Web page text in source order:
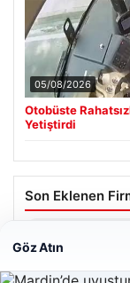
05/08/2026
Otobüste
Yetiştirdi
Son Eklenen
Enes Kaplan
Göz Atın